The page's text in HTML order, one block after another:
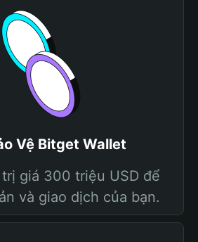
Vệ Bitget Wallet
giá 300 triệu USD để
và giao dịch của bạn.